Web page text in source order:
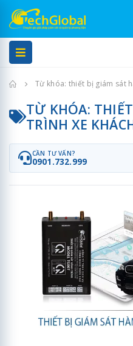
Trang chủTừ khóa: thiết bị giám sát
TỪ KHÓA:
TRÌNH XE
CẦN TƯ VẤN?
0901.732.999